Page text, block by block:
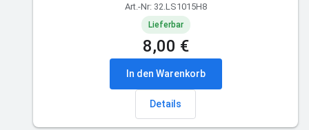
Art.-Nr: 32.LS1015H8
Lieferbar
8,00 €
In den Warenkorb
Details